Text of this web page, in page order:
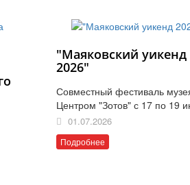
"Маяковский уикенд
2026"
Совместный фестиваль
Центром "Зотов" с 17 по 19
01.07.2026
Подробнее